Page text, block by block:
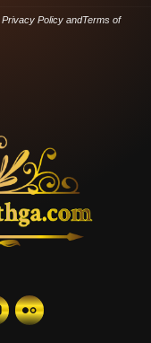
Privacy PolicyandTerms of